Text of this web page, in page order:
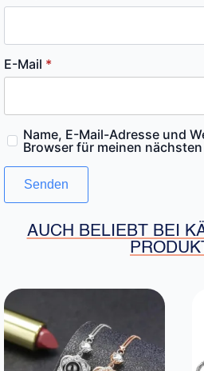
E-Mail *
Name, E-Mail-Adresse und
Browser für meinen
AUCH BELIEBT BEI